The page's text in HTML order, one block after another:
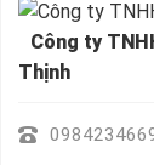
Công ty
Thịnh